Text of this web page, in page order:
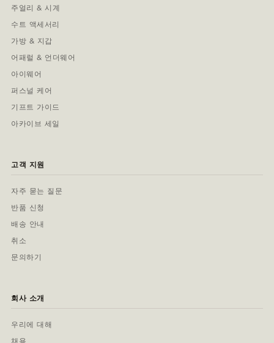
주얼리 & 시계
수트 액세서리
가방 & 지갑
어패럴 & 언더웨어
아이웨어
퍼스널 케어
기프트 가이드
아카이브 세일
고객 지원
자주 묻는 질문
반품 신청
배송 안내
취소
문의하기
회사 소개
우리에 대해
채용